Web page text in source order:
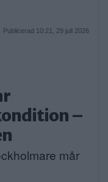
Publicerad 10:21, 29 juli 2026
–
mår